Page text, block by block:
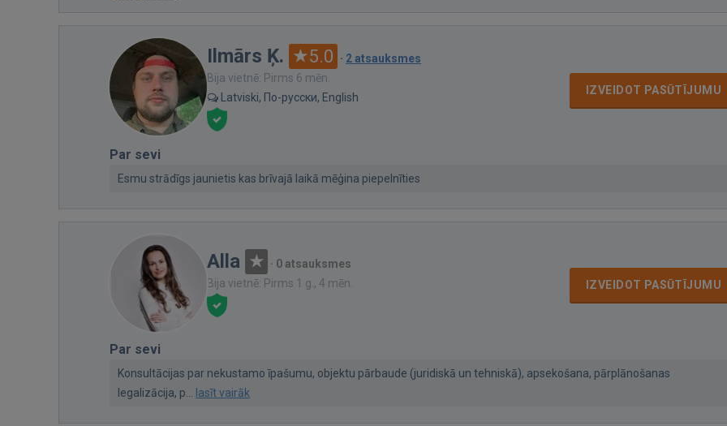
Ilmārs Ķ. 5.0 · 2 atsauksmes
Bija vietnē: Pirms 6 mēn.
Latviski, По-русски, English
IZVEIDOT PASŪTĪJUMU
Par sevi
Esmu strādīgs jaunietis kas brīvajā laikā mēģina piepelnīties
Alla · 0 atsauksmes
Bija vietnē: Pirms 1 g., 4 mēn.
IZVEIDOT PASŪTĪJUMU
Par sevi
Konsultācijas par nekustamo īpašumu, objektu pārbaude (juridiskā un tehniskā), apsekošana, pārplānošanas
legalizācija, p... lasīt vairāk